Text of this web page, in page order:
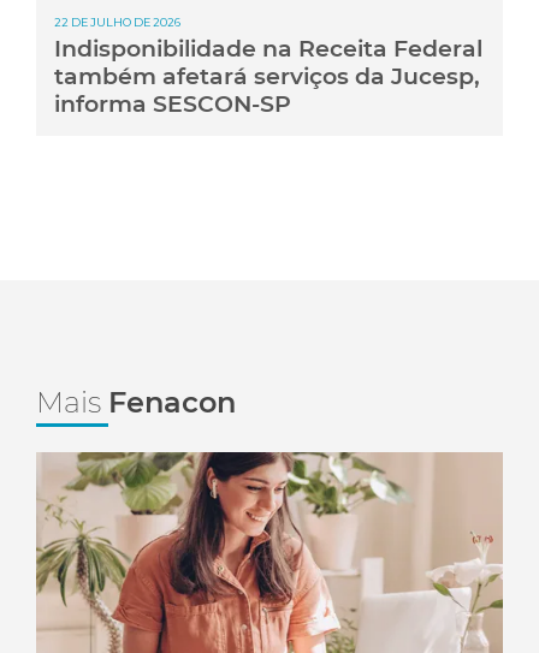
22 DE JULHO DE 2026
Indisponibilidade na Receita Federal
também afetará serviços da Jucesp,
informa SESCON-SP
Mais Fenacon